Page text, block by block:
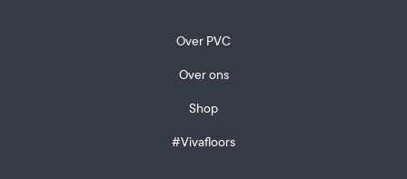
Over PVC
Over ons
Shop
#Vivafloors